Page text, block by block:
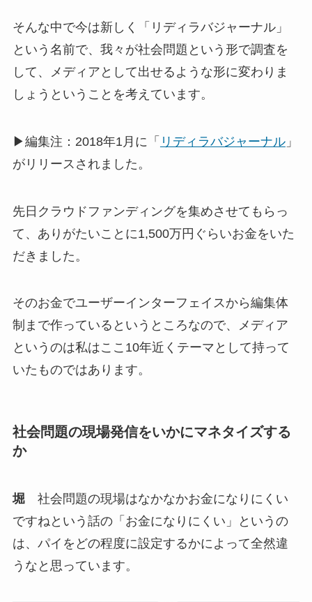
そんな中で今は新しく「リディラバジャーナル」
という名前で、我々が社会問題という形で調査を
して、メディアとして出せるような形に変わりま
しょうということを考えています。
▶編集注：2018年1月に「 リディラバジャーナル」
がリリースされました。
先日クラウドファンディングを集めさせてもらっ
て、ありがたいことに1,500万円ぐらいお金をいた
だきました。
そのお金でユーザーインターフェイスから編集体
制まで作っているというところなので、メディア
というのは私はここ10年近くテーマとして持って
いたものではあります。
社会問題の現場発信をいかにマネタイズする
か
堀社会問題の現場はなかなかお金になりにくい
ですねという話の「お金になりにくい」というの
は、パイをどの程度に設定するかによって全然違
うなと思っています。